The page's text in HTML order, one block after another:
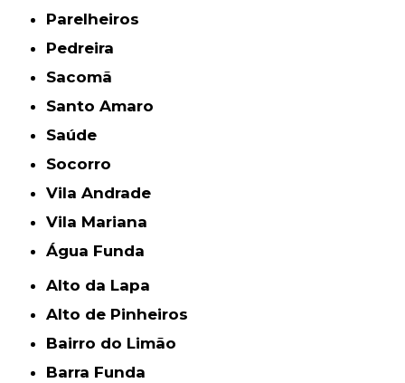
Parelheiros
Pedreira
Sacomã
Santo Amaro
Saúde
Socorro
Vila Andrade
Vila Mariana
Água Funda
Alto da Lapa
Alto de Pinheiros
Bairro do Limão
Barra Funda